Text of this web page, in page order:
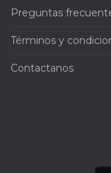
Preguntas
Términos y
Contactanos